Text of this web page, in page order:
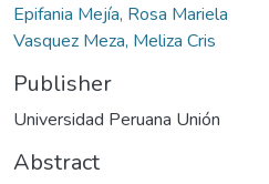
Epifania Mejía, Rosa Mariela
Vasquez Meza, Meliza Cris
Publisher
Universidad Peruana Unión
Abstract